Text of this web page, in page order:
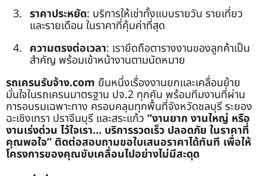
ราคาประหยัด: บริการให้เช่าทั้งแบบรายวัน รายเที่ยว
และรายเดือน ในราคาที่คุ้มค่าที่สุด
ความตรงต่อเวลา: เรายึดถือตารางงานของลูกค้าเป็น
สำคัญ พร้อมเข้าหน้างานตามนัดหมาย
รถเครนรับจ้าง.com ยืนหนึ่งเรื่องงานยกและเคลื่อนย้าย
มั่นใจในรถเครนมาตรฐาน ปจ.2 ทุกคัน พร้อมทีมงานที่ผ่าน
การอบรมเฉพาะทาง ครอบคลุมทุกพื้นที่จังหวัดชลบุรี ระยอง
ฉะเชิงเทรา ปราจีนบุรี และสระแก้ว “งานยาก งานใหญ่ หรือ
งานเร่งด่วน ไว้ใจเรา… บริการรวดเร็ว ปลอดภัย ในราคาที่
คุณพอใจ” ติดต่อสอบถามขอใบเสนอราคาได้ทันที เพื่อให้
โครงการของคุณขับเคลื่อนไปอย่างไม่มีสะดุด